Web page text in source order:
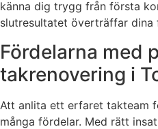
känna dig trygg från första
slutresultatet överträffar dina
Fördelarna med
takrenovering i
Att anlita ett erfaret takteam
många fördelar. Med rätt